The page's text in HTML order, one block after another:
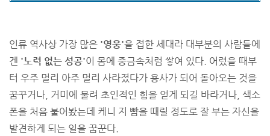
인류 역사상 가장 많은 '영웅'을 접한 세대라 대부분의 사람들에
겐 '노력 없는 성공'이 몸에 중금속처럼 쌓여 있다. 어렸을 때부
터 우주 멀리 아주 멀리 사라졌다가 용사가 되어 돌아오는 것을
꿈꾸거나, 거미에 물려 초인적인 힘을 얻게 되길 바라거나, 색소
폰을 처음 불어봤는데 케니 지 뺨을 때릴 정도로 잘 부는 자신을
발견하게 되는 일을 꿈꾼다.